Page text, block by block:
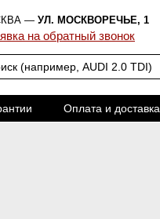
— УЛ. МОСКВОРЕЧЬЕ, 1
на обратный звонок
Оплата и доставка